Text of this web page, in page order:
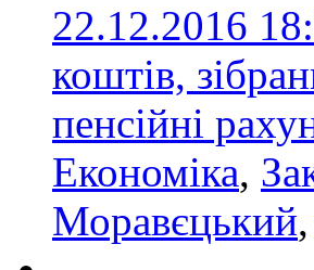
22.12.2016
коштів,
пенсійні
Економіка,
Моравєцький,